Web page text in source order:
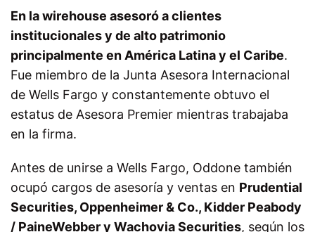
En la wirehouse asesoró a clientes
institucionales y de alto patrimonio
principalmente en América Latina y el Caribe.
Fue miembro de la Junta Asesora Internacional
de Wells Fargo y constantemente obtuvo el
estatus de Asesora Premier mientras trabajaba
en la firma.
Antes de unirse a Wells Fargo, Oddone también
ocupó cargos de asesoría y ventas en Prudential
Securities, Oppenheimer & Co., Kidder Peabody
/ PaineWebber y Wachovia Securities, según los